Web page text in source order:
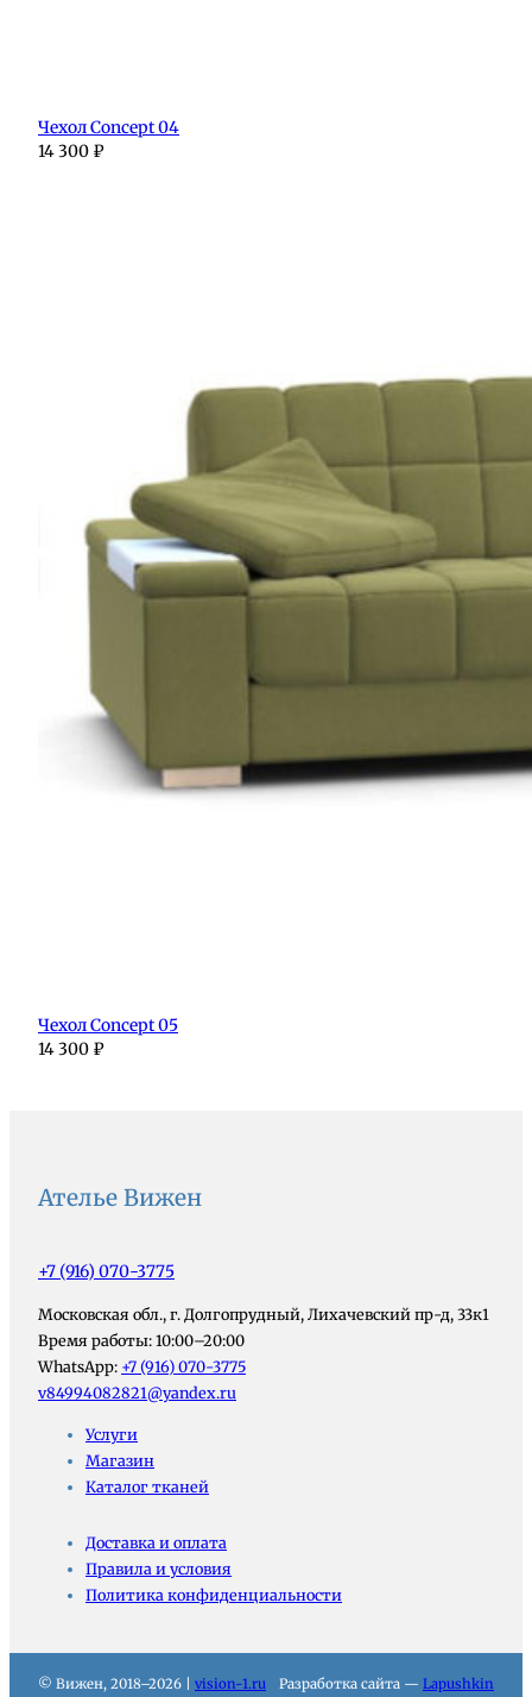
Чехол Concept 04
14 300 ₽
Чехол Concept 05
14 300 ₽
Ателье Вижен
+7 (916) 070-3775
Московская обл., г. Долгопрудный, Лихачевский пр-д, 33к1
Время работы: 10:00–20:00
WhatsApp: +7 (916) 070-3775
v84994082821@yandex.ru
Услуги
Магазин
Каталог тканей
Доставка и оплата
Правила и условия
Политика конфиденциальности
© Вижен, 2018–2026 | vision-1.ru Разработка сайта — Lapushkin